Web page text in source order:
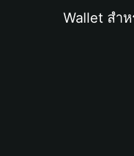
Wallet สำ